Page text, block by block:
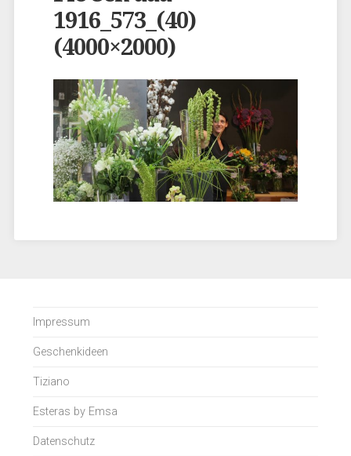
1916_573_(40)
(4000×2000)
Impressum
Geschenkideen
Tiziano
Esteras by Emsa
Datenschutz